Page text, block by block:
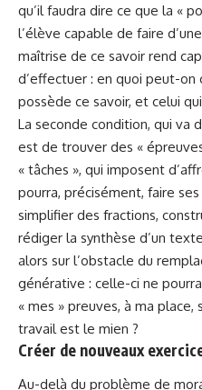
qu’il faudra dire ce que la «
l’élève capable de faire
maîtrise de ce savoir rend
d’effectuer : en quoi peut-
possède ce savoir, et celui
La seconde condition, qui va
est de trouver des «
« tâches », qui imposent
pourra, précisément, faire
simplifier des fractions,
rédiger la synthèse d’un
alors sur l’obstacle du
générative : celle-ci ne
« mes » preuves, à ma place,
travail est le mien ?
Créer de nouveaux
Au-delà du problème de